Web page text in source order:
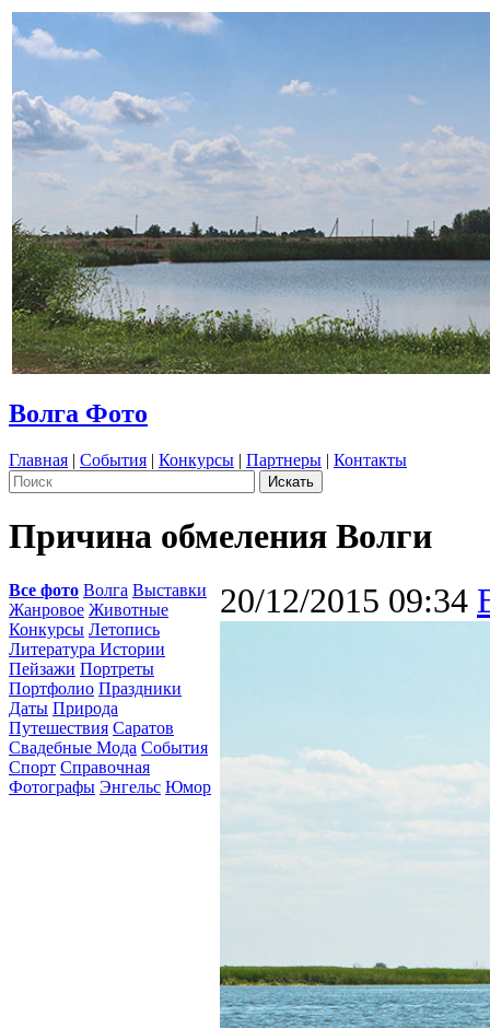
Волга Фото
Главная | События | Конкурсы | Партнеры | Контакты
Причина обмеления Волги
Все фото Волга Выставки
Жанровое Животные
Конкурсы Летопись
Литература Истории
Пейзажи Портреты
Портфолио Праздники
Даты Природа
Путешествия Саратов
Свадебные Мода События
Спорт Справочная
Фотографы Энгельс Юмор
20/12/2015 09:34